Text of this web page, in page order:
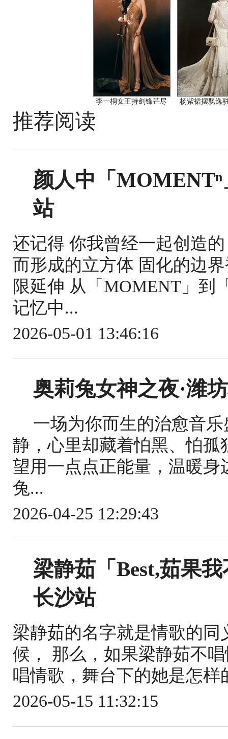
李一桐女王持剑锋芒尽 杨紫裙摆飘逸
推荐阅读
颜人中「
站
还记得 你我曾经一起创造
而形成的立方体 固化的边
限延伸 从「MOMENT」到
记忆中...
2026-05-01 13:46:16
奥莉兔女神之夜·潍
一场为你而生的治愈音
静，心里却藏着怕黑、怕
望用一点点正能量，温暖
兔...
2026-04-25 12:29:43
梁静茹「Best,茹果
长沙站
梁静茹的名字就是情歌的
候， 那么，如果梁静茹不
唱情歌，舞台下的她是怎
2026-05-15 11:32:15